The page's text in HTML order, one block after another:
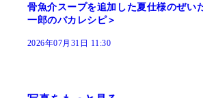
骨魚介スープを追加した夏仕様のぜい
一郎のバカレシピ＞
2026年07月31日 11:30